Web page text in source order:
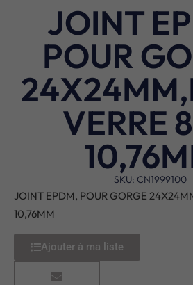
JOINT
POUR
VERRE
SKU: CN1999100
JOINT EPDM, POUR GORGE
10,76MM
Ajouter à ma liste